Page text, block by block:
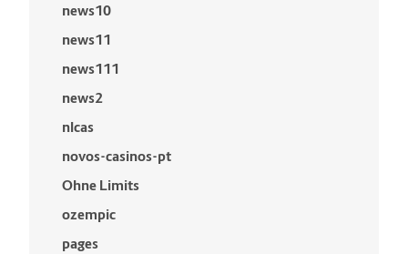
news10
news11
news111
news2
nlcas
novos-casinos-pt
Ohne Limits
ozempic
pages